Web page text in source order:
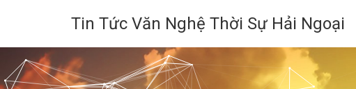
Tin Tức Văn Nghệ Thời Sự Hải Ngoại